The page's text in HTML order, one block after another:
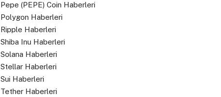
Pepe (PEPE) Coin Haberleri
Polygon Haberleri
Ripple Haberleri
Shiba Inu Haberleri
Solana Haberleri
Stellar Haberleri
Sui Haberleri
Tether Haberleri